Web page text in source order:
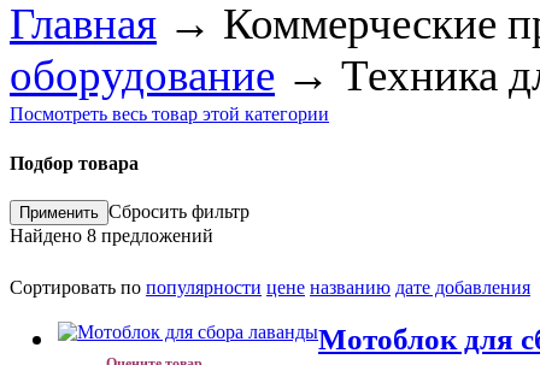
Главная → Коммерческие
оборудование → Техника
Посмотреть весь товар этой категории
Подбор товара
Сбросить фильтр
Найдено 8 предложений
Сортировать по популярности цене названию дате добавления
Мотоблок для